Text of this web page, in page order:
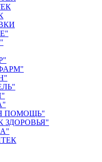
ПОМОЩЬ"
ЗДОРОВЬЯ"